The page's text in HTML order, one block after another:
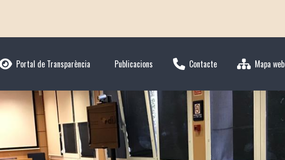
Portal de Transparència Publicacions Contacte Mapa web